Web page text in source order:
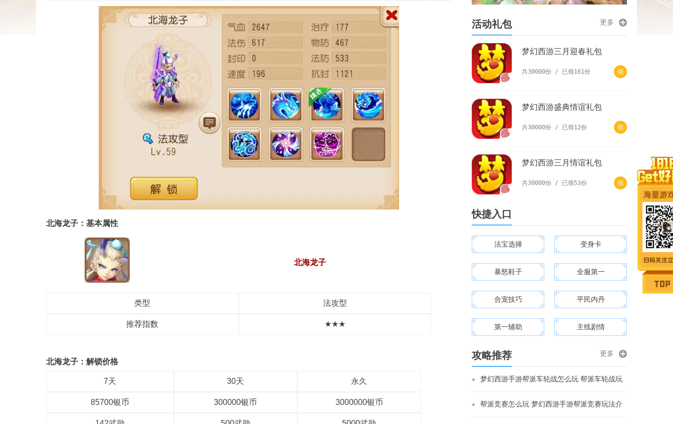
北海龙子：基本属性
北海龙子
类型 法攻型
推荐指数 ★★★
北海龙子：解锁价格
7天 30天 永久
85700银币 300000银币 3000000银币
更多
活动礼包
梦幻西游三月迎春礼包
领
共30000份 / 已领161份
梦幻西游盛典情谊礼包
领
共30000份 / 已领12份
梦幻西游三月情谊礼包
领
共30000份 / 已领53份
快捷入口
法宝选择 变身卡
暴怒鞋子 全服第一
合宠技巧 平民内丹
第一辅助 主线剧情
更多
攻略推荐
梦幻西游手游帮派车轮战怎么玩 帮派车轮战玩
法解析
帮派竞赛怎么玩 梦幻西游手游帮派竞赛玩法介